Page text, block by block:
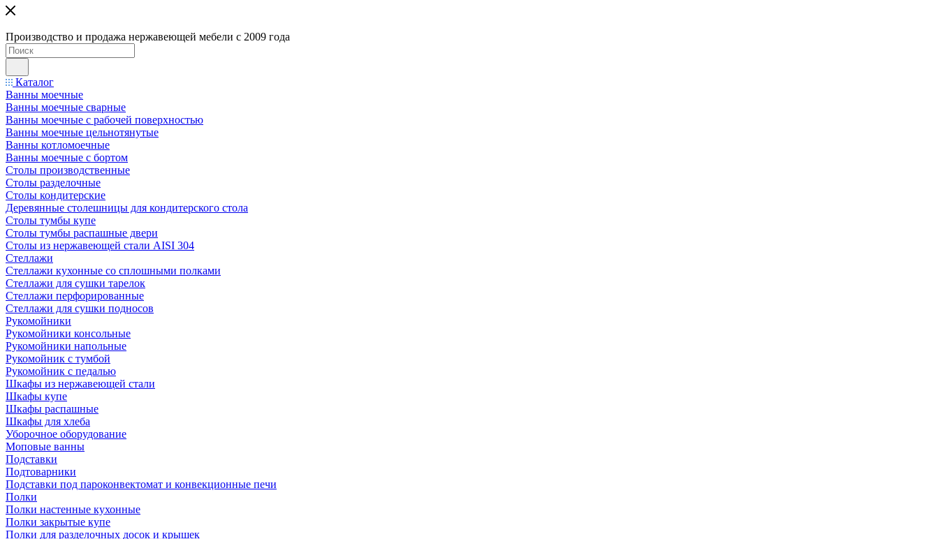
Производство и продажа нержавеющей мебели с 2009 года
Каталог
Ванны моечные
Ванны моечные сварные
Ванны моечные с рабочей поверхностью
Ванны моечные цельнотянутые
Ванны котломоечные
Ванны моечные с бортом
Столы производственные
Столы разделочные
Столы кондитерские
Деревянные столешницы для кондитерского стола
Столы тумбы купе
Столы тумбы распашные двери
Столы из нержавеющей стали AISI 304
Стеллажи
Стеллажи кухонные со сплошными полками
Стеллажи для сушки тарелок
Стеллажи перфорированные
Стеллажи для сушки подносов
Рукомойники
Рукомойники консольные
Рукомойники напольные
Рукомойник с тумбой
Рукомойник с педалью
Шкафы из нержавеющей стали
Шкафы купе
Шкафы распашные
Шкафы для хлеба
Уборочное оборудование
Моповые ванны
Подставки
Подтоварники
Подставки под пароконвектомат и конвекционные печи
Полки
Полки настенные кухонные
Полки закрытые купе
Полки для разделочных досок и крышек